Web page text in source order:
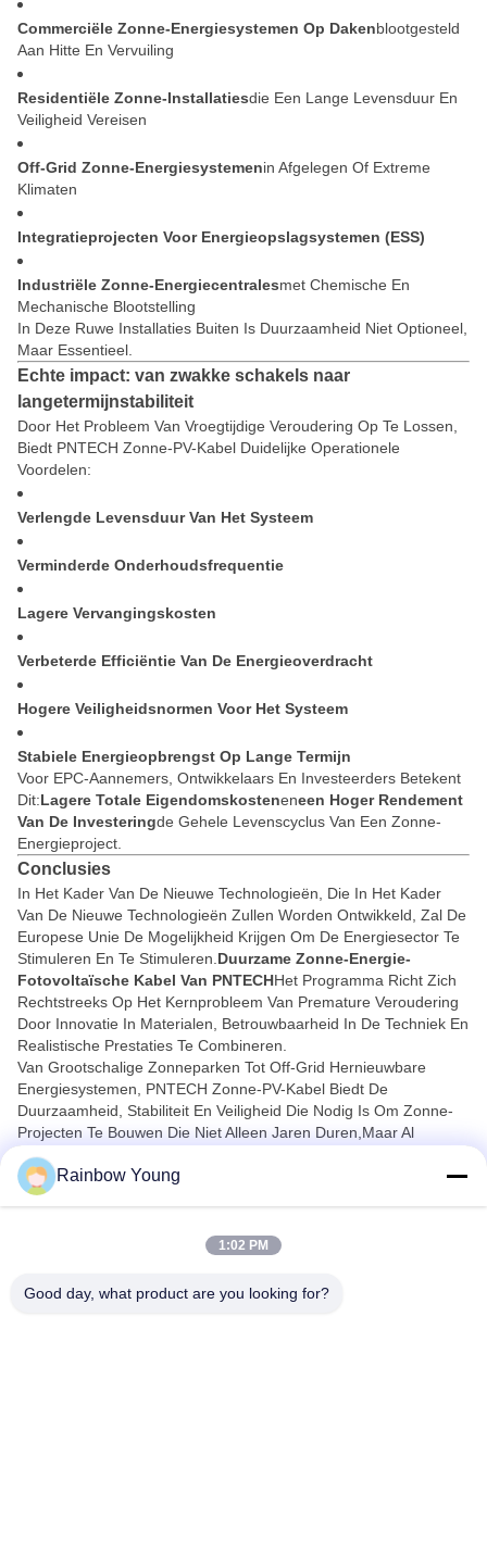
Commerciële Zonne-Energiesystemen Op DakenBlootgesteld
Aan Hitte En Vervuiling
Residentiële Zonne-InstallatiesDie Een Lange Levensduur En
Veiligheid Vereisen
Off-Grid Zonne-EnergiesystemenIn Afgelegen Of Extreme
Klimaten
Integratieprojecten Voor Energieopslagsystemen (ESS)
Industriële Zonne-EnergiecentralesMet Chemische En
Mechanische Blootstelling
In Deze Ruwe Installaties Buiten Is Duurzaamheid Niet Optioneel,
Maar Essentieel.
Echte impact: van zwakke schakels naar
langetermijnstabiliteit
Door Het Probleem Van Vroegtijdige Veroudering Op Te Lossen,
Biedt PNTECH Zonne-PV-Kabel Duidelijke Operationele
Voordelen:
Verlengde Levensduur Van Het Systeem
Verminderde Onderhoudsfrequentie
Lagere Vervangingskosten
Verbeterde Efficiëntie Van De Energieoverdracht
Hogere Veiligheidsnormen Voor Het Systeem
Stabiele Energieopbrengst Op Lange Termijn
Voor EPC-Aannemers, Ontwikkelaars En Investeerders Betekent
Dit:Lagere Totale EigendomskostenEnEen Hoger Rendement
Van De InvesteringDe Gehele Levenscyclus Van Een Zonne-
Energieproject.
Conclusies
In Het Kader Van De Nieuwe Technologieën, Die In Het Kader
Van De Nieuwe Technologieën Zullen Worden Ontwikkeld, Zal De
Europese Unie De Mogelijkheid Krijgen Om De Energiesector Te
Stimuleren En Te Stimuleren. Duurzame Zonne-Energie-
Fotovoltaïsche Kabel Van PNTECHHet Programma Richt Zich
Rechtstreeks Op Het Kernprobleem Van Premature Veroudering
Door Innovatie In Materialen, Betrouwbaarheid In De Techniek En
Realistische Prestaties Te Combineren.
Van Grootschalige Zonneparken Tot Off-Grid Hernieuwbare
Energiesystemen, PNTECH Zonne-PV-Kabel Biedt De
Duurzaamheid, Stabiliteit En Veiligheid Die Nodig Is Om Zonne-
Projecten Te Bouwen Die Niet Alleen Jaren Duren,maar Al
Decennia.
PNTECH Powering Solar Systems Met Betrouwbaarheid,
Duurzaamheid En Vertrouwen.
Rainbow Young
1:02 PM
Good day, what product are you looking for?